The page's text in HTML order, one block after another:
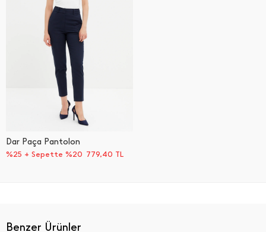
Benzer Ürünler
Dar Paça Pantolon
%25 + Sepette %20 779,40 TL